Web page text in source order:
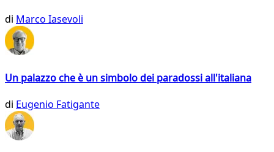
di Marco Iasevoli
Un palazzo che è un simbolo dei paradossi all'italiana
di Eugenio Fatigante